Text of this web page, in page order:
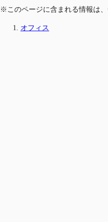
※このページに含まれる情報は
オフィス